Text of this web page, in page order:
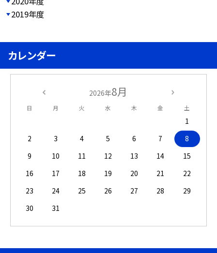
2019年度
カレンダー
2026年8月
日 月 火 水 木 金 土
1
2
3 4 5 6 7
8
9
10 11 12 13 14
15
16
17 18 19 20 21
22
23
24 25 26 27 28
29
30
31